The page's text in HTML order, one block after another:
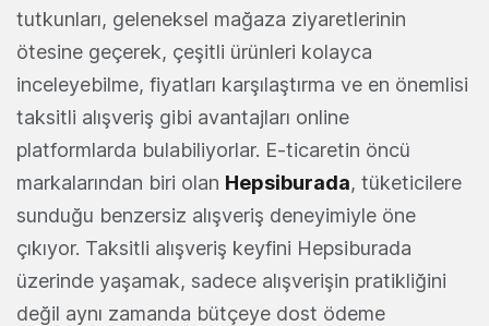
tutkunları, geleneksel mağaza ziyaretlerinin
ötesine geçerek, çeşitli ürünleri kolayca
inceleyebilme, fiyatları karşılaştırma ve en önemlisi
taksitli alışveriş gibi avantajları online
platformlarda bulabiliyorlar. E-ticaretin öncü
markalarından biri olan Hepsiburada, tüketicilere
sunduğu benzersiz alışveriş deneyimiyle öne
çıkıyor. Taksitli alışveriş keyfini Hepsiburada
üzerinde yaşamak, sadece alışverişin pratikliğini
değil aynı zamanda bütçeye dost ödeme